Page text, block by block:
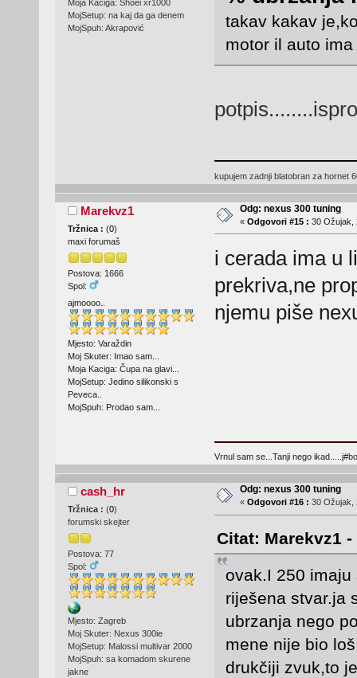
Moja Kaciga: Shoei xr1000
MojSetup: na kaj da ga denem
MojSpuh: Akrapović
takav kakav
motor il auto
kupujem zadnji blatobran za hornet
Marekvz1
Tržnica : (0)
maxi forumaš
Postova: 1666
Spol:
ajmoooo..
Mjesto: Varaždin
Moj Skuter: Imao sam...
Moja Kaciga: Čupa na glavi...
MojSetup: Jedino silikonski s
Peveca..
MojSpuh: Prodao sam...
Odg: nexus 300 tuning
« Odgovori #15 : 30 Ožujak,
i cerada ima u
prekriva,ne
njemu piše
Vrnul sam se...Tanji nego
cash_hr
Tržnica : (0)
forumski skejter
Postova: 77
Spol:
Mjesto: Zagreb
Moj Skuter: Nexus 300ie
MojSetup: Malossi multivar 2000
MojSpuh: sa komadom skurene
jakne
Odg: nexus 300 tuning
« Odgovori #16 : 30 Ožujak,
Citat: Marekvz1 -
ovak.I 250
riješena stvar.ja
ubrzanja nego
mene nije bio
drukčiji zvuk,to